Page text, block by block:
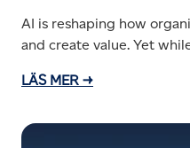
AI is reshaping how
and create value. Yet
LÄS MER →